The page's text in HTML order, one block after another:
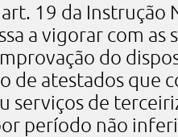
19 da Instrução
a vigorar com
do
de atestados que
serviços de
período não